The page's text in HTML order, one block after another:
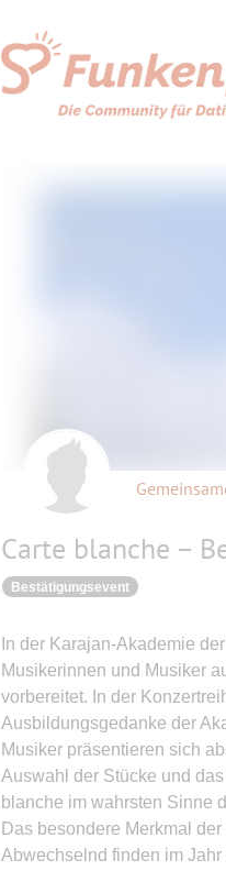
Carte blanche –
Bestätigungsevent
In der Karajan-Akademie
Musikerinnen und Musiker
vorbereitet. In der
Ausbildungsgedanke der
Musiker präsentieren sich
Auswahl der Stücke und
blanche im wahrsten Sinne
Das besondere Merkmal
Abwechselnd finden im